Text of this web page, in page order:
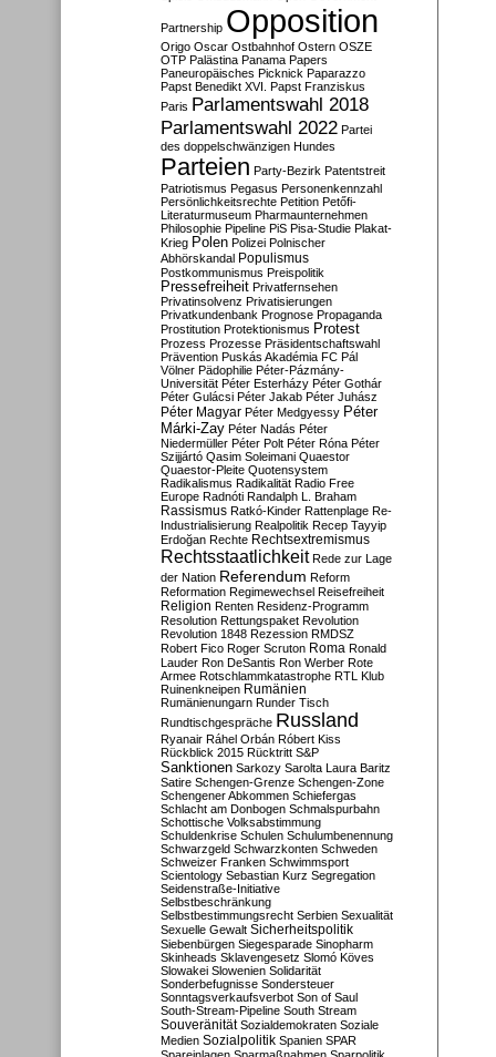
Partnership Opposition
Origo Oscar Ostbahnhof Ostern OSZE
OTP Palästina Panama Papers
Paneuropäisches Picknick Paparazzo
Papst Benedikt XVI. Papst Franziskus
Paris Parlamentswahl 2018
Parlamentswahl 2022 Partei
des doppelschwänzigen Hundes
Parteien Party-Bezirk Patentstreit
Patriotismus Pegasus Personenkennzahl
Persönlichkeitsrechte Petition Petőfi-
Literaturmuseum Pharmaunternehmen
Philosophie Pipeline PiS Pisa-Studie Plakat-
Krieg Polen Polizei Polnischer
Abhörskandal Populismus
Postkommunismus Preispolitik
Pressefreiheit Privatfernsehen
Privatinsolvenz Privatisierungen
Privatkundenbank Prognose Propaganda
Prostitution Protektionismus Protest
Prozess Prozesse Präsidentschaftswahl
Prävention Puskás Akadémia FC Pál
Völner Pädophilie Péter-Pázmány-
Universität Péter Esterházy Péter Gothár
Péter Gulácsi Péter Jakab Péter Juhász
Péter Magyar Péter Medgyessy Péter
Márki-Zay Péter Nadás Péter
Niedermüller Péter Polt Péter Róna Péter
Szijjártó Qasim Soleimani Quaestor
Quaestor-Pleite Quotensystem
Radikalismus Radikalität Radio Free
Europe Radnóti Randalph L. Braham
Rassismus Ratkó-Kinder Rattenplage Re-
Industrialisierung Realpolitik Recep Tayyip
Erdoğan Rechte Rechtsextremismus
Rechtsstaatlichkeit Rede zur Lage
der Nation Referendum Reform
Reformation Regimewechsel Reisefreiheit
Religion Renten Residenz-Programm
Resolution Rettungspaket Revolution
Revolution 1848 Rezession RMDSZ
Robert Fico Roger Scruton Roma Ronald
Lauder Ron DeSantis Ron Werber Rote
Armee Rotschlammkatastrophe RTL Klub
Ruinenkneipen Rumänien
Rumänienungarn Runder Tisch
Rundtischgespräche Russland
Ryanair Ráhel Orbán Róbert Kiss
Rückblick 2015 Rücktritt S&P
Sanktionen Sarkozy Sarolta Laura Baritz
Satire Schengen-Grenze Schengen-Zone
Schengener Abkommen Schiefergas
Schlacht am Donbogen Schmalspurbahn
Schottische Volksabstimmung
Schuldenkrise Schulen Schulumbenennung
Schwarzgeld Schwarzkonten Schweden
Schweizer Franken Schwimmsport
Scientology Sebastian Kurz Segregation
Seidenstraße-Initiative
Selbstbeschränkung
Selbstbestimmungsrecht Serbien Sexualität
Sexuelle Gewalt Sicherheitspolitik
Siebenbürgen Siegesparade Sinopharm
Skinheads Sklavengesetz Slomó Köves
Slowakei Slowenien Solidarität
Sonderbefugnisse Sondersteuer
Sonntagsverkaufsverbot Son of Saul
South-Stream-Pipeline South Stream
Souveränität Sozialdemokraten Soziale
Medien Sozialpolitik Spanien SPAR